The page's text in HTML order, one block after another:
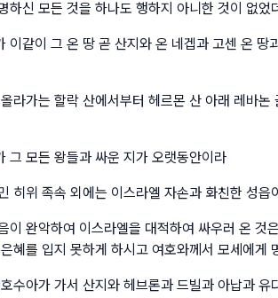
하신 모든 것을 하나도 행하지 아니한 것이 없었
이같이 그 온 땅 곧 산지와 온 네겝과 고센 온
라가는 할락 산에서부터 헤르몬 산 아래 레바
그 모든 왕들과 싸운 지가 오랫동안이라
히위 족속 외에는 이스라엘 자손과 화친한 성
이 완악하여 이스라엘을 대적하여 싸우러 온 것
혜를 입지 못하게 하시고 여호와께서 모세에게
수아가 가서 산지와 헤브론과 드빌과 아납과